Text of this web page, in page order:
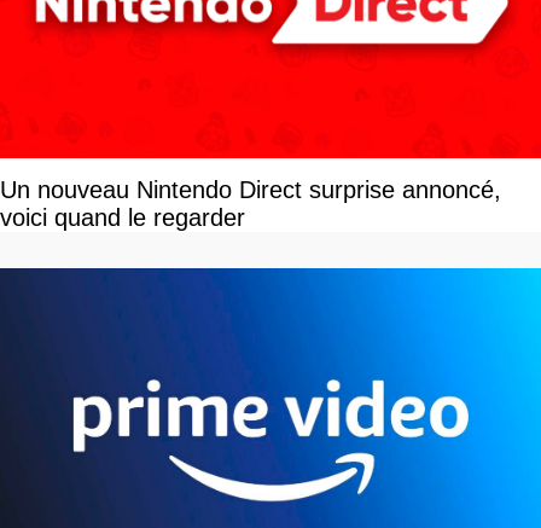
Un nouveau Nintendo Direct surprise annoncé,
voici quand le regarder